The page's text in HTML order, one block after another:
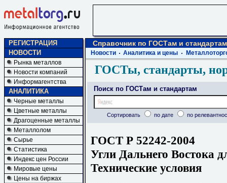
РЕГИСТРАЦИЯ
НОВОСТИ
Рынка металлов
Новости компаний
Информагентства
АНАЛИТИКА
Черные металлы
Цветные металлы
Драгоценные металлы
Металлолом
Сырье
Статистика
Индекс цен России
Мировые цены
Цены на биржах
Справочник по ГОСТам и стандартам
Новости Аналитика и цены
ГОСТы, стандарты,
Поиск по ГОСТам и стандартам
Сортировать по дате по
ГОСТ Р 52242-2004
Угли Дальнего Востока
Технические условия